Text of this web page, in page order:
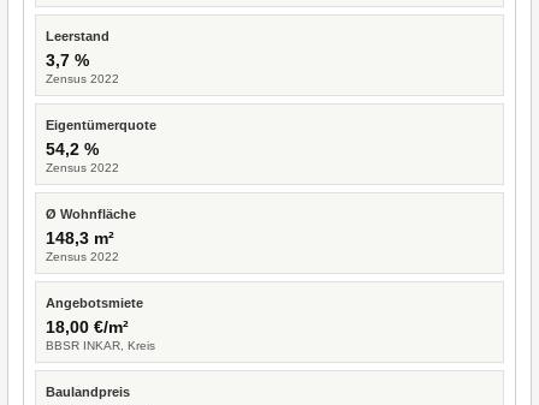
Leerstand
3,7 %
Zensus 2022
Eigentümerquote
54,2 %
Zensus 2022
Ø Wohnfläche
148,3 m²
Zensus 2022
Angebotsmiete
18,00 €/m²
BBSR INKAR, Kreis
Baulandpreis